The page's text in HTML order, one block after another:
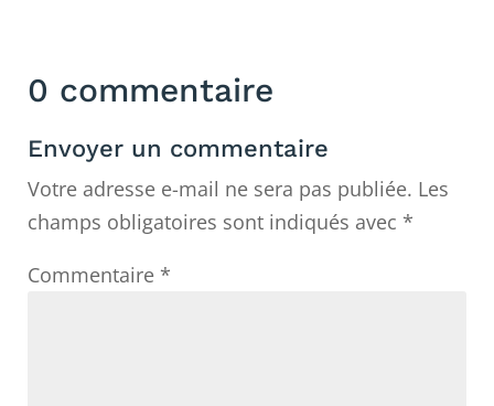
0 commentaire
Envoyer un commentaire
Votre adresse e-mail ne sera pas publiée. Les
champs obligatoires sont indiqués avec *
Commentaire *